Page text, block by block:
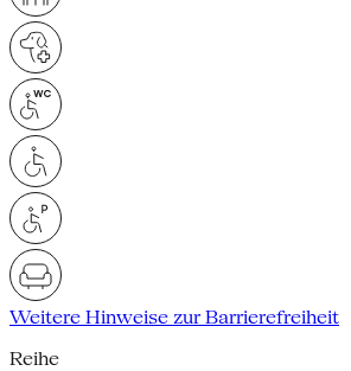
Weitere Hinweise zur Barrierefreiheit
Reihe